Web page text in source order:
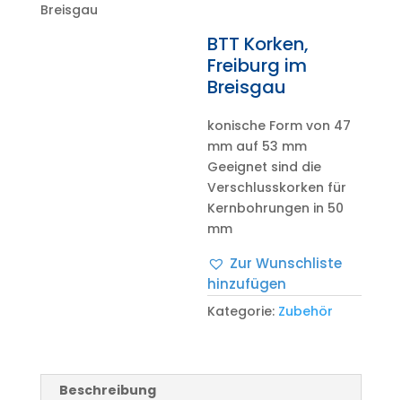
Breisgau
BTT Korken,
Freiburg im
Breisgau
konische Form von 47
mm auf 53 mm
Geeignet sind die
Verschlusskorken für
Kernbohrungen in 50
mm
Zur Wunschliste
hinzufügen
Kategorie: Zubehör
Beschreibung